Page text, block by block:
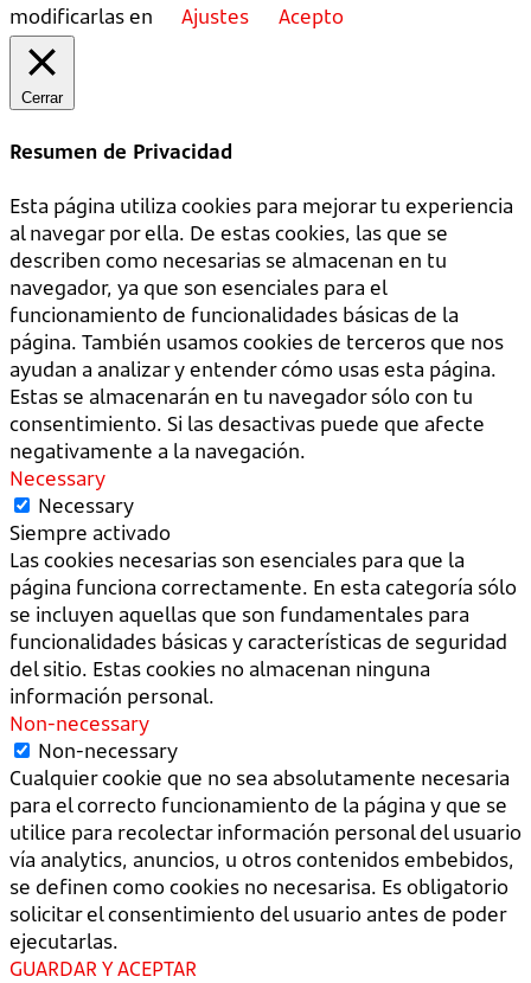
modificarlas en
Ajustes Acepto
Cerrar
Resumen de Privacidad
Esta página utiliza cookies para mejorar tu experiencia
al navegar por ella. De estas cookies, las que se
describen como necesarias se almacenan en tu
navegador, ya que son esenciales para el
funcionamiento de funcionalidades básicas de la
página. También usamos cookies de terceros que nos
ayudan a analizar y entender cómo usas esta página.
Estas se almacenarán en tu navegador sólo con tu
consentimiento. Si las desactivas puede que afecte
negativamente a la navegación.
Necessary
Necessary
Siempre activado
Las cookies necesarias son esenciales para que la
página funciona correctamente. En esta categoría sólo
se incluyen aquellas que son fundamentales para
funcionalidades básicas y características de seguridad
del sitio. Estas cookies no almacenan ninguna
información personal.
Non-necessary
Non-necessary
Cualquier cookie que no sea absolutamente necesaria
para el correcto funcionamiento de la página y que se
utilice para recolectar información personal del usuario
vía analytics, anuncios, u otros contenidos embebidos,
se definen como cookies no necesarisa. Es obligatorio
solicitar el consentimiento del usuario antes de poder
ejecutarlas.
GUARDAR Y ACEPTAR